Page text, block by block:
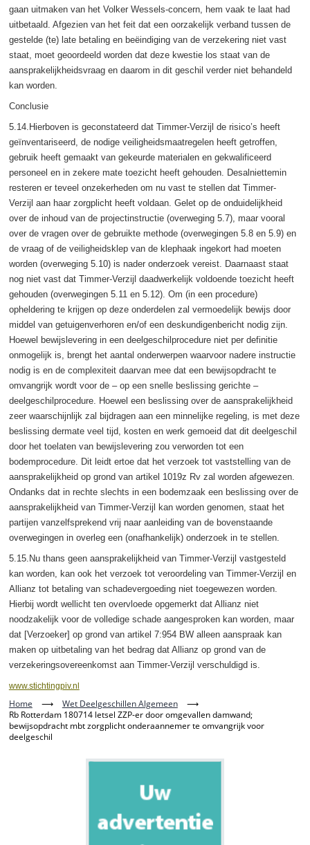
gaan uitmaken van het Volker Wessels-concern, hem vaak te laat had
uitbetaald. Afgezien van het feit dat een oorzakelijk verband tussen de
gestelde (te) late betaling en beëindiging van de verzekering niet vast
staat, moet geoordeeld worden dat deze kwestie los staat van de
aansprakelijkheidsvraag en daarom in dit geschil verder niet behandeld
kan worden.
Conclusie
5.14.Hierboven is geconstateerd dat Timmer-Verzijl de risico’s heeft
geïnventariseerd, de nodige veiligheidsmaatregelen heeft getroffen,
gebruik heeft gemaakt van gekeurde materialen en gekwalificeerd
personeel en in zekere mate toezicht heeft gehouden. Desalniettemin
resteren er teveel onzekerheden om nu vast te stellen dat Timmer-
Verzijl aan haar zorgplicht heeft voldaan. Gelet op de onduidelijkheid
over de inhoud van de projectinstructie (overweging 5.7), maar vooral
over de vragen over de gebruikte methode (overwegingen 5.8 en 5.9) en
de vraag of de veiligheidsklep van de klephaak ingekort had moeten
worden (overweging 5.10) is nader onderzoek vereist. Daarnaast staat
nog niet vast dat Timmer-Verzijl daadwerkelijk voldoende toezicht heeft
gehouden (overwegingen 5.11 en 5.12). Om (in een procedure)
opheldering te krijgen op deze onderdelen zal vermoedelijk bewijs door
middel van getuigenverhoren en/of een deskundigenbericht nodig zijn.
Hoewel bewijslevering in een deelgeschilprocedure niet per definitie
onmogelijk is, brengt het aantal onderwerpen waarvoor nadere instructie
nodig is en de complexiteit daarvan mee dat een bewijsopdracht te
omvangrijk wordt voor de – op een snelle beslissing gerichte –
deelgeschilprocedure. Hoewel een beslissing over de aansprakelijkheid
zeer waarschijnlijk zal bijdragen aan een minnelijke regeling, is met deze
beslissing dermate veel tijd, kosten en werk gemoeid dat dit deelgeschil
door het toelaten van bewijslevering zou verworden tot een
bodemprocedure. Dit leidt ertoe dat het verzoek tot vaststelling van de
aansprakelijkheid op grond van artikel 1019z Rv zal worden afgewezen.
Ondanks dat in rechte slechts in een bodemzaak een beslissing over de
aansprakelijkheid van Timmer-Verzijl kan worden genomen, staat het
partijen vanzelfsprekend vrij naar aanleiding van de bovenstaande
overwegingen in overleg een (onafhankelijk) onderzoek in te stellen.
5.15.Nu thans geen aansprakelijkheid van Timmer-Verzijl vastgesteld
kan worden, kan ook het verzoek tot veroordeling van Timmer-Verzijl en
Allianz tot betaling van schadevergoeding niet toegewezen worden.
Hierbij wordt wellicht ten overvloede opgemerkt dat Allianz niet
noodzakelijk voor de volledige schade aangesproken kan worden, maar
dat [Verzoeker] op grond van artikel 7:954 BW alleen aanspraak kan
maken op uitbetaling van het bedrag dat Allianz op grond van de
verzekeringsovereenkomst aan Timmer-Verzijl verschuldigd is.
www.stichtingpiv.nl
Home ⟶ Wet Deelgeschillen Algemeen
⟶
Rb Rotterdam 180714 letsel ZZP-er door omgevallen damwand;
bewijsopdracht mbt zorgplicht onderaannemer te omvangrijk voor
deelgeschil